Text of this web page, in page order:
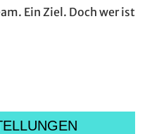
Ein Ziel. Doch wer ist